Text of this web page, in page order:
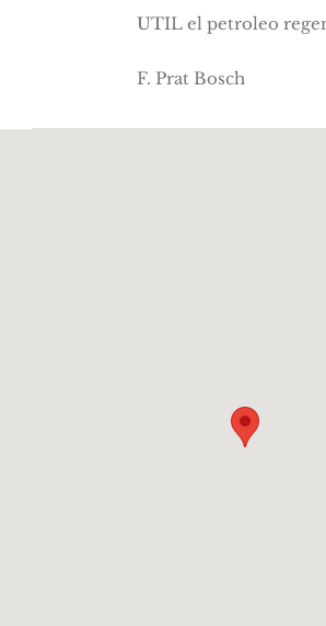
UTIL el petroleo
F. Prat Bosch